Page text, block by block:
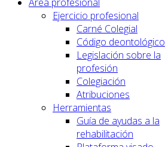
Ejercicio profesional
Carné Colegial
Código deontológico
Legislación sobre la
profesión
Colegiación
Atribuciones
Herramientas
Guía de ayudas a la
rehabilitación